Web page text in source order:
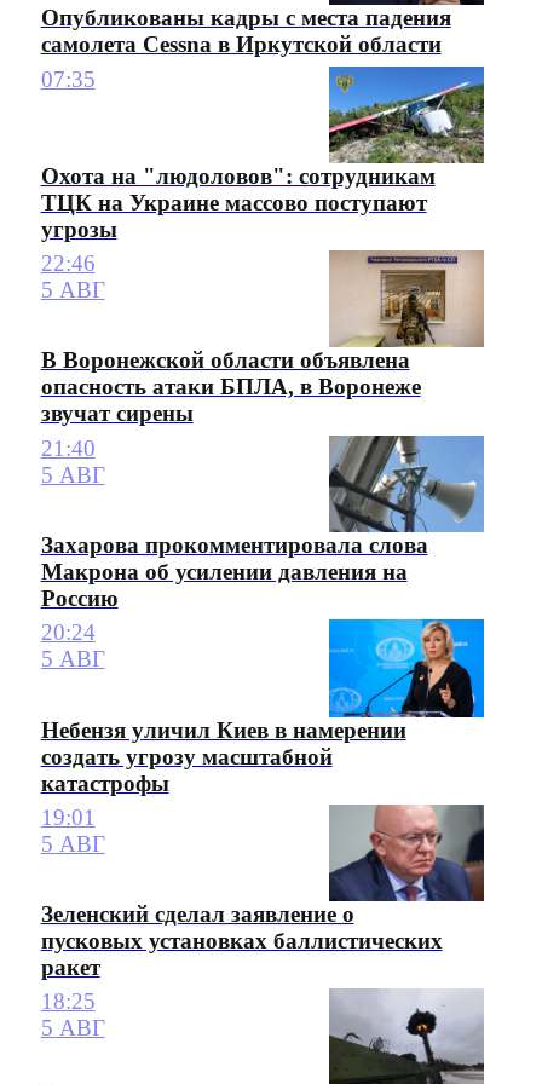
Опубликованы кадры с места падения
самолета Cessna в Иркутской области
07:35
Охота на "людоловов": сотрудникам
ТЦК на Украине массово поступают
угрозы
22:46
5 АВГ
В Воронежской области объявлена
опасность атаки БПЛА, в Воронеже
звучат сирены
21:40
5 АВГ
Захарова прокомментировала слова
Макрона об усилении давления на
Россию
20:24
5 АВГ
Небензя уличил Киев в намерении
создать угрозу масштабной
катастрофы
19:01
5 АВГ
Зеленский сделал заявление о
пусковых установках баллистических
ракет
18:25
5 АВГ